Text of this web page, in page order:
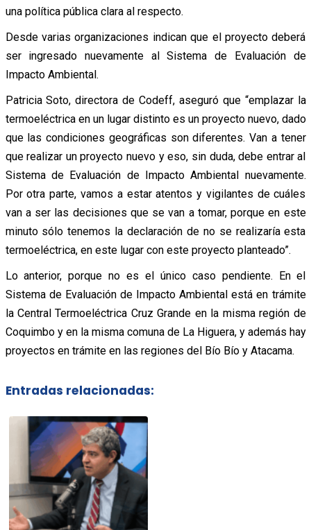
una política pública clara al respecto.
Desde varias organizaciones indican que el proyecto deberá
ser ingresado nuevamente al Sistema de Evaluación de
Impacto Ambiental.
Patricia Soto, directora de Codeff, aseguró que “emplazar la
termoeléctrica en un lugar distinto es un proyecto nuevo, dado
que las condiciones geográficas son diferentes. Van a tener
que realizar un proyecto nuevo y eso, sin duda, debe entrar al
Sistema de Evaluación de Impacto Ambiental nuevamente.
Por otra parte, vamos a estar atentos y vigilantes de cuáles
van a ser las decisiones que se van a tomar, porque en este
minuto sólo tenemos la declaración de no se realizaría esta
termoeléctrica, en este lugar con este proyecto planteado”.
Lo anterior, porque no es el único caso pendiente. En el
Sistema de Evaluación de Impacto Ambiental está en trámite
la Central Termoeléctrica Cruz Grande en la misma región de
Coquimbo y en la misma comuna de La Higuera, y además hay
proyectos en trámite en las regiones del Bío Bío y Atacama.
Entradas relacionadas: